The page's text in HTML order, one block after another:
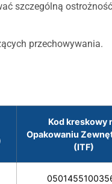
szczególną
przechowywania.
Kod kreskowy
Opakowaniu
(ITF)